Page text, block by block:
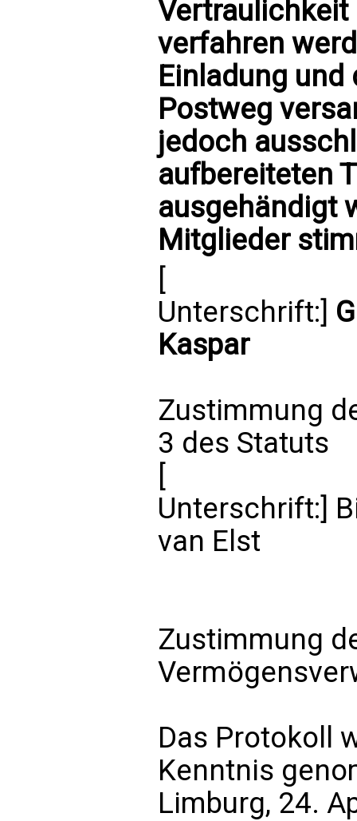
verfahren
Einladung und
Postweg
jedoch
aufbereiteten
ausgehändigt
Mitglieder
[
Unterschrift:]
Kaspar
Zustimmung
3 des Statuts
[
Unterschrift:]
van Elst
Zustimmung
Das Protokoll
Kenntnis
Limburg, 24.